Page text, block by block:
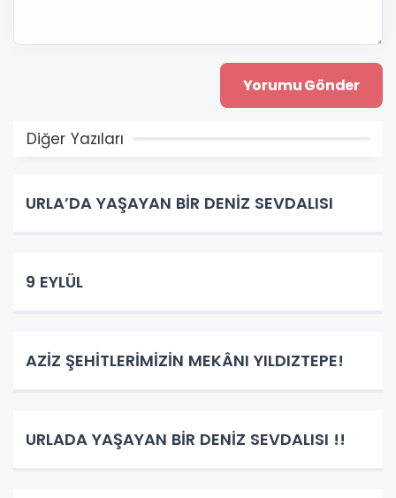
Diğer Yazıları
URLA’DA YAŞAYAN BİR DENİZ SEVDALISI
9 EYLÜL
AZİZ ŞEHİTLERİMİZİN MEKÂNI YILDIZTEPE!
URLADA YAŞAYAN BİR DENİZ SEVDALISI !!